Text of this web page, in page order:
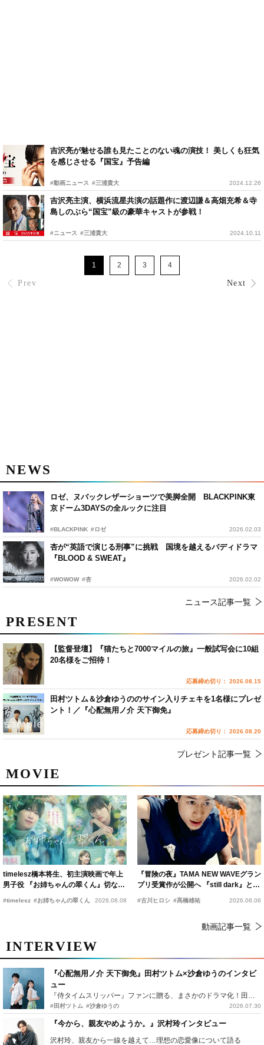
吉沢亮が魅せる誰も見たことのない魂の演技！ 美しくも狂気
を感じさせる『国宝』予告編
#動画ニュース #三浦貴大 2024.12.26
吉沢亮主演、横浜流星共演の話題作に渡辺謙＆高畑充希＆寺
島しのぶら“国宝”級の豪華キャストが参戦！
#ニュース #三浦貴大 2024.10.11
Prev
1 2 3 4
Next
NEWS
ロゼ、ヌバックレザーショーツで美脚全開 BLACKPINK東
京ドーム3DAYSの全ルックに注目
#BLACKPINK #ロゼ 2026.02.03
杏が“英語で演じる刑事”に挑戦 国境を越えるバディドラマ
『BLOOD & SWEAT』
#WOWOW #杏 2026.02.02
ニュース記事一覧
MOVIE
timelesz橋本将生、初主演映画で年上
男子役 『お姉ちゃんの翠くん』切ない
#timelesz #お姉ちゃんの翠くん 2026.08.08
『冒険の夜』TAMA NEW WAVEグラン
プリ受賞作が公開へ 『still dark』と同
#古川ヒロシ #髙橋雄祐 2026.08.06
動画記事一覧
INTERVIEW
『心配無用ノ介 天下御免』田村ツトム×沙倉ゆうのインタビ
ュー
『侍タイムスリッパー』ファンに贈る、まさかのドラマ化！田村ツトム×沙倉ゆうのが語る『心配無用ノ介』撮影秘話
#田村ツトム #沙倉ゆうの 2026.07.30
『今から、親友やめようか。』沢村玲インタビュー
沢村玲、親友から一線を越えて…理想の恋愛像について語る
PRESENT
【監督登壇】『猫たちと7000マイルの旅』一般試写会に10組
20名様をご招待！
応募締め切り： 2026.08.15
田村ツトム＆沙倉ゆうののサイン入りチェキを1名様にプレゼ
ント！／『心配無用ノ介 天下御免』
応募締め切り： 2026.08.20
プレゼント記事一覧